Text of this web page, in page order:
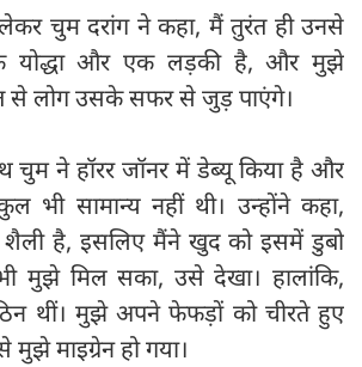
चुम दरांग ने कहा, मैं तुरंत ही उनसे
योद्धा और एक लड़की है, और मुझे
से लोग उसके सफर से जुड़ पाएंगे।
चुम ने हॉरर जॉनर में डेब्यू किया है और
भी सामान्य नहीं थी। उन्होंने कहा,
शैली है, इसलिए मैंने खुद को इसमें डुबो
मुझे मिल सका, उसे देखा। हालांकि,
थीं। मुझे अपने फेफड़ों को चीरते हुए
माइग्रेन हो गया।